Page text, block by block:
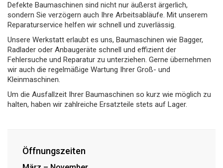
Defekte Baumaschinen sind nicht nur äußerst ärgerlich,
sondern Sie verzögern auch Ihre Arbeitsabläufe. Mit unserem
Reparaturservice helfen wir schnell und zuverlässig.
Unsere Werkstatt erlaubt es uns, Baumaschinen wie Bagger,
Radlader oder Anbaugeräte schnell und effizient der
Fehlersuche und Reparatur zu unterziehen. Gerne übernehmen
wir auch die regelmäßige Wartung Ihrer Groß- und
Kleinmaschinen.
Um die Ausfallzeit Ihrer Baumaschinen so kurz wie möglich zu
halten, haben wir zahlreiche Ersatzteile stets auf Lager.
Öffnungszeiten